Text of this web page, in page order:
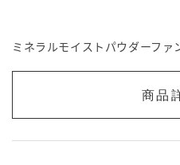
ミネラルモイストパウダーファ
商品